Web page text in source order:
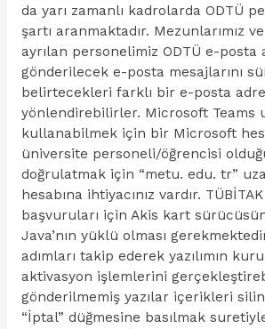
da yarı zamanlı kadrolarda ODTÜ
şartı aranmaktadır. Mezunlarımız
ayrılan personelimiz ODTÜ e-posta
gönderilecek e-posta mesajlarını
belirtecekleri farklı bir e-posta
yönlendirebilirler. Microsoft Teams
kullanabilmek için bir Microsoft
üniversite personeli/öğrencisi
doğrulatmak için “metu. edu. tr”
hesabına ihtiyacınız vardır.
başvuruları için Akis kart
Java’nın yüklü olması
adımları takip ederek yazılımın
aktivasyon işlemlerini
gönderilmemiş yazılar içerikleri
“İptal” düğmesine basılmak